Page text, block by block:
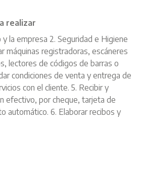
realizar
y la empresa 2. Seguridad e Higiene
máquinas registradoras, escáneres
lectores de códigos de barras o
condiciones de venta y entrega de
con el cliente. 5. Recibir y
efectivo, por cheque, tarjeta de
automático. 6. Elaborar recibos y